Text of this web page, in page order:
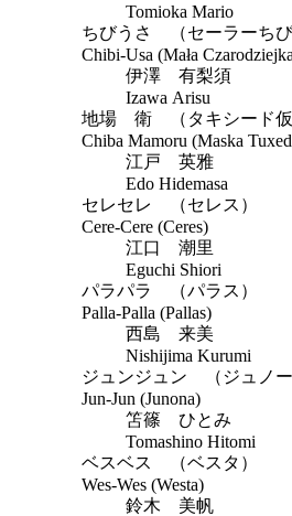
Tomioka Mario
ちびうさ （セーラーちび
Chibi-Usa (Mała
伊澤 有梨須
Izawa Arisu
地場 衛 （タキシード仮
Chiba Mamoru (Maska
江戸 英雅
Edo Hidemasa
セレセレ （セレス）
Cere-Cere (Ceres)
江口 潮里
Eguchi Shiori
パラパラ （パラス）
Palla-Palla (Pallas)
西島 来美
Nishijima Kurumi
ジュンジュン （ジュノー
Jun-Jun (Junona)
笘篠 ひとみ
Tomashino Hitomi
ベスベス （ベスタ）
Wes-Wes (Westa)
鈴木 美帆